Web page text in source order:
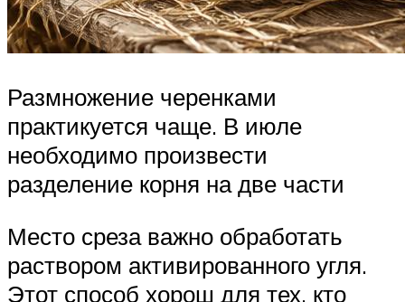
Размножение черенками
практикуется чаще. В июле
необходимо произвести
разделение корня на две части
Место среза важно обработать
раствором активированного угля.
Этот способ хорош для тех, кто